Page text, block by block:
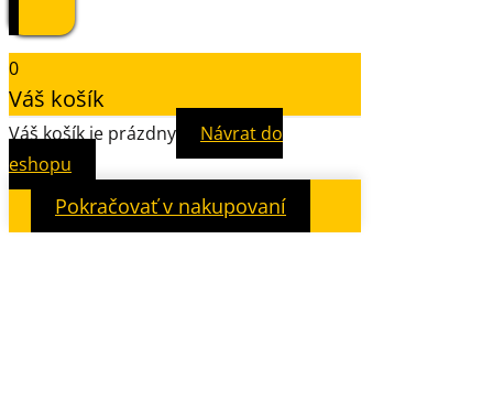
0
Váš košík
Váš košík je prázdny
Návrat do
eshopu
Pokračovať v nakupovaní